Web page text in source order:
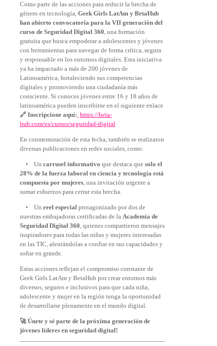
Como parte de las acciones para reducir la brecha de
género en tecnología, Geek Girls LatAm y BetaHub
han abierto convocatoria para la VII generación del
curso de Seguridad Digital 360, una formación
gratuita que busca empoderar a adolescentes y jóvenes
con herramientas para navegar de forma crítica, segura
y responsable en los entornos digitales. Esta iniciativa
ya ha impactado a más de 200 jóvenes de
Latinoamérica, fortaleciendo sus competencias
digitales y promoviendo una ciudadanía más
consciente. Si conoces jóvenes entre 16 y 18 años de
latinoamérica pueden inscribirse en el siguiente enlace
🔗 Inscripcione aquí: https://beta-
hub.com/es/cursos/seguridad-digital
En conmemoración de esta fecha, también se realizaron
diversas publicaciones en redes sociales, como:
• Un carrusel informativo que destaca que solo el
28% de la fuerza laboral en ciencia y tecnología está
compuesta por mujeres, una invitación urgente a
sumar esfuerzos para cerrar esta brecha.
• Un reel especial protagonizado por dos de
nuestras embajadoras certificadas de la Academia de
Seguridad Digital 360, quienes compartieron mensajes
inspiradores para todas las niñas y mujeres interesadas
en las TIC, alentándolas a confiar en sus capacidades y
soñar en grande.
Estas acciones reflejan el compromiso constante de
Geek Girls LatAm y BetaHub por crear entornos más
diversos, seguros e inclusivos para que cada niña,
adolescente y mujer en la región tenga la oportunidad
de desarrollarse plenamente en el mundo digital.
🚀 Únete y sé parte de la próxima generación de
jóvenes líderes en seguridad digital!